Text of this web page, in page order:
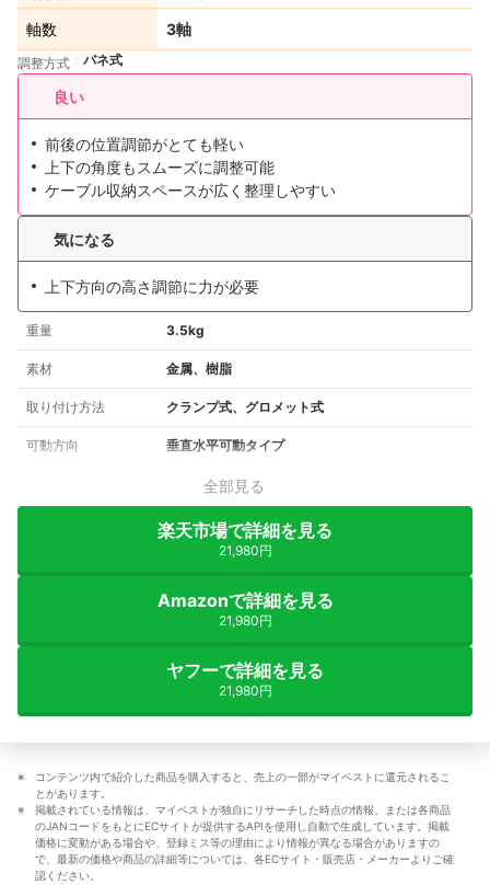
軸数 3軸
調整方式 バネ式
良い
前後の位置調節がとても軽い
上下の角度もスムーズに調整可能
ケーブル収納スペースが広く整理しやすい
気になる
上下方向の高さ調節に力が必要
重量 3.5kg
素材 金属、樹脂
取り付け方法 クランプ式、グロメット式
可動方向 垂直水平可動タイプ
全部見る
楽天市場で詳細を見る
21,980円
Amazonで詳細を見る
21,980円
ヤフーで詳細を見る
21,980円
コンテンツ内で紹介した商品を購入すると、売上の一部がマイベストに還元されるこ
とがあります。
掲載されている情報は、マイベストが独自にリサーチした時点の情報、または各商品
のJANコードをもとにECサイトが提供するAPIを使用し自動で生成しています。掲載
価格に変動がある場合や、登録ミス等の理由により情報が異なる場合がありますの
で、最新の価格や商品の詳細等については、各ECサイト・販売店・メーカーよりご確
認ください。